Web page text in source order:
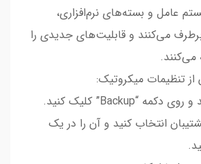
عامل و بسته‌های نرم‌افزاری،
می‌کنند و قابلیت‌های جدیدی را
می‌کنند.
تنظیمات میکروتیک:
انتخاب کنید و آن را در یک